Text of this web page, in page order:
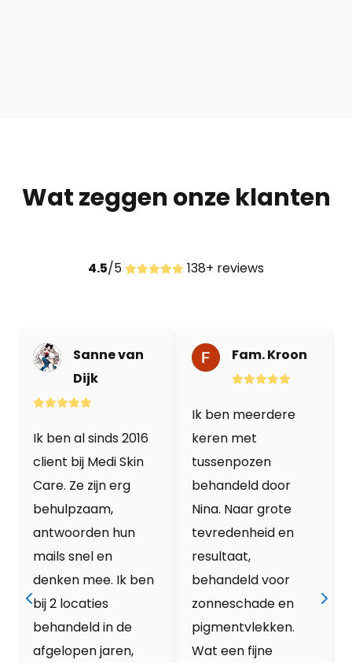
Wat zeggen onze klanten
4.5/5 138+ reviews
Sanne van
Dijk
Ik ben al sinds 2016
client bij Medi Skin
Care. Ze zijn erg
behulpzaam,
antwoorden hun
mails snel en
denken mee. Ik ben
bij 2 locaties
behandeld in de
afgelopen jaren,
Fam. Kroon
Ik ben meerdere
keren met
tussenpozen
behandeld door
Nina. Naar grote
tevredenheid en
resultaat,
behandeld voor
zonneschade en
pigmentvlekken.
Wat een fijne